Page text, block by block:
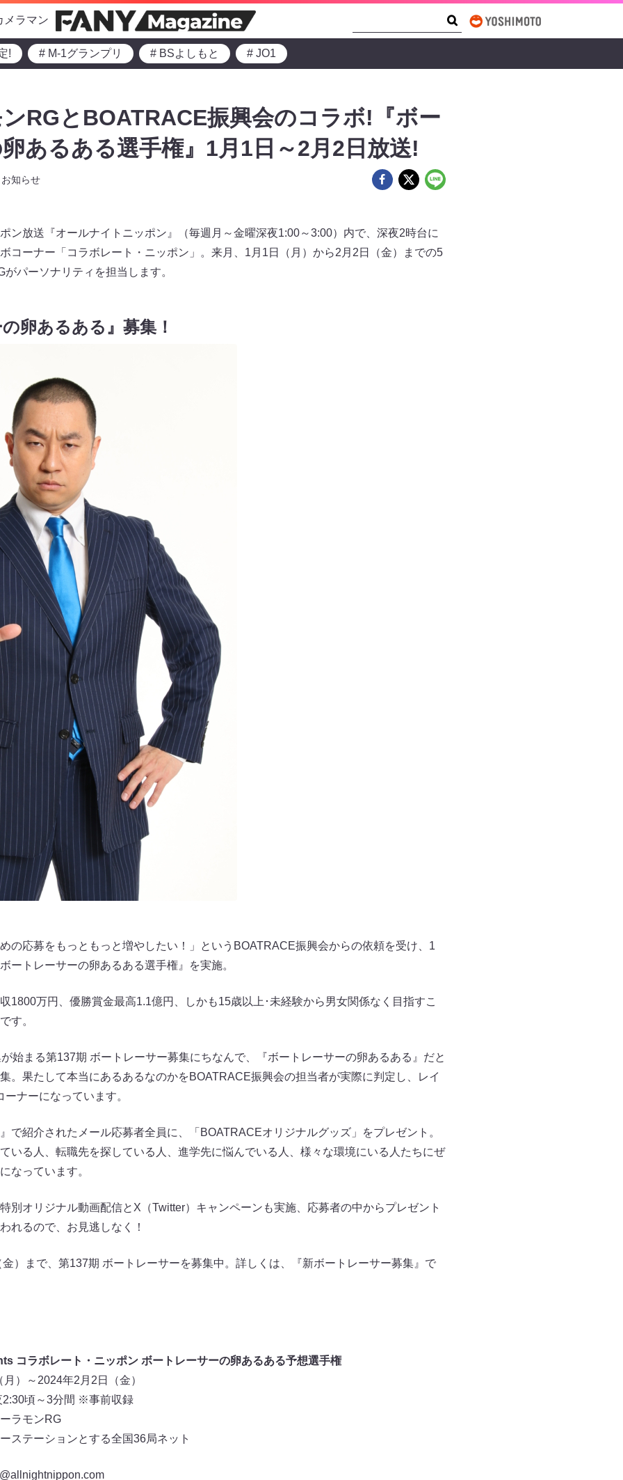
メラマン
! # M-1グランプリ # BSよしもと # JO1
RGとBOATRACE振興会のコラボ!『ボー
あるある選手権』1月1日～2月2日放送!
お知らせ
ン放送『オールナイトニッポン』（毎週月～金曜深夜1:00～3:00）内で、深夜2時台に
コーナー「コラボレート・ニッポン」。来月、1月1日（月）から2月2日（金）までの5
パーソナリティを担当します。
卵あるある』募集！
の応募をもっともっと増やしたい！」というBOATRACE振興会からの依頼を受け、1
ートレーサーの卵あるある選手権』を実施。
1800万円、優勝賞金最高1.1億円、しかも15歳以上･未経験から男女関係なく目指すこ
す。
始まる第137期 ボートレーサー募集にちなんで、『ボートレーサーの卵あるある』だと
。果たして本当にあるあるなのかをBOATRACE振興会の担当者が実際に判定し、レイ
ナーになっています。
で紹介されたメール応募者全員に、「BOATRACEオリジナルグッズ」をプレゼント。
いる人、転職先を探している人、進学先に悩んでいる人、様々な環境にいる人たちにぜ
なっています。
別オリジナル動画配信とX（Twitter）キャンペーンも実施、応募者の中からプレゼント
れるので、お見逃しなく！
）まで、第137期 ボートレーサーを募集中。詳しくは、『新ボートレーサー募集』で
コラボレート・ニッポン ボートレーサーの卵あるある予想選手権
）～2024年2月2日（金）
2:30頃～3分間 ※事前収録
ラモンRG
ステーションとする全国36局ネット